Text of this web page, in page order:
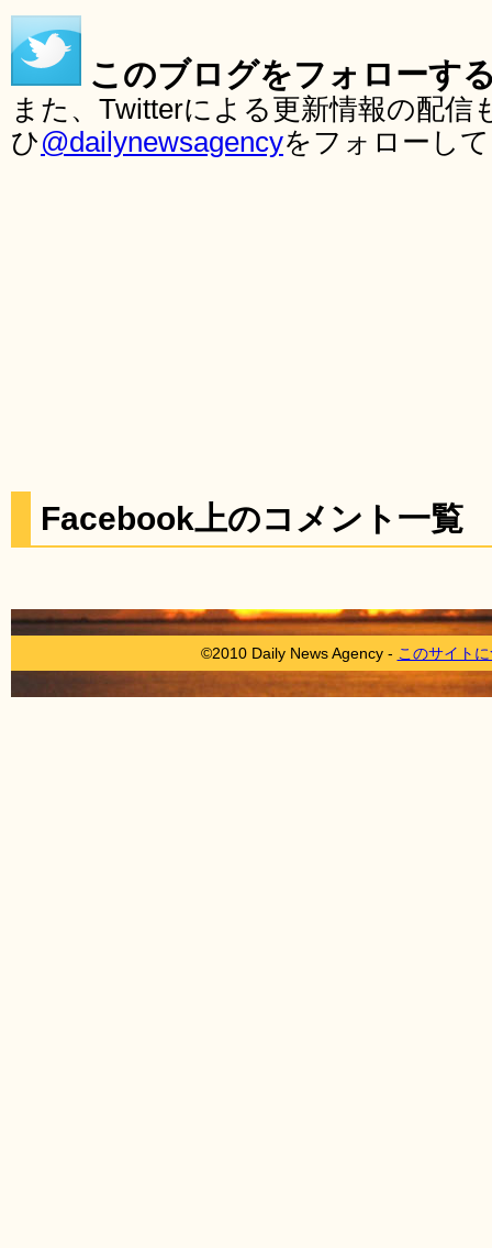
このブログをフォローす
また、Twitterによる更新情報の配
ひ@dailynewsagencyをフォローし
Facebook上のコメント一覧
©2010 Daily News Agency - このサイト